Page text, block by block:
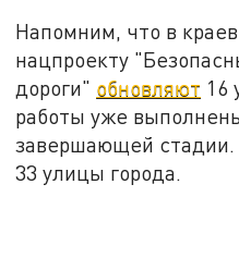
Напомним, что в
нацпроекту
дороги" обновляют 16
работы уже
завершающей стадии.
33 улицы города.